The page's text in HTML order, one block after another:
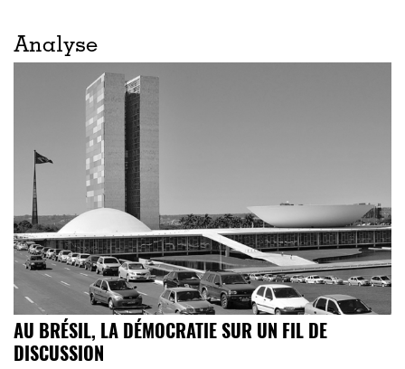
Analyse
AU BRÉSIL, LA DÉMOCRATIE SUR UN FIL DE
DISCUSSION